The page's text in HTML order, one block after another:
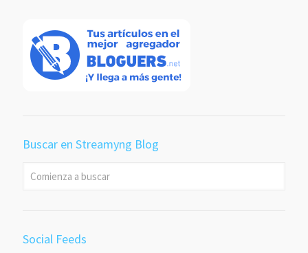
Buscar en Streamyng Blog
Social Feeds